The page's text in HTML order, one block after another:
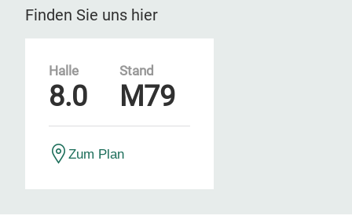
Finden Sie uns hier
Halle
8.0
Stand
M79
Zum Plan